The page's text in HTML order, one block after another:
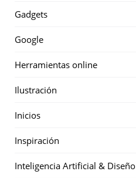
Gadgets
Google
Herramientas online
Ilustración
Inicios
Inspiración
Inteligencia Artificial & Diseño